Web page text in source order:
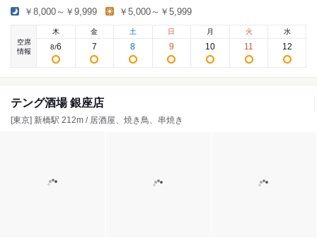
￥8,000～￥9,999 ￥5,000～￥5,999
空席
情報
木
8/6
金
7
土
8
日
9
月
10
火
11
水
12
テング酒場 銀座店
[東京] 新橋駅 212m / 居酒屋、焼き鳥、串焼き